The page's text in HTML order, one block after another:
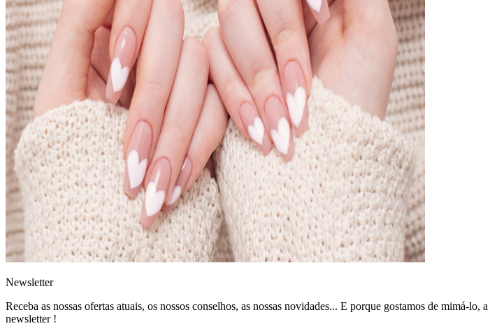
Newsletter
Receba as nossas ofertas atuais, os nossos conselhos, as nossas novidades... E porque gostamos de mimá-lo, a
newsletter !